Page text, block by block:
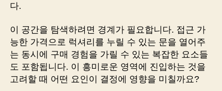
다.
이 공간을 탐색하려면 경계가 필요합니다. 접근 가
능한 가격으로 럭셔리를 누릴 수 있는 문을 열어주
는 동시에 구매 경험을 가릴 수 있는 복잡한 요소들
도 포함됩니다. 이 흥미로운 영역에 진입하는 것을
고려할 때 어떤 요인이 결정에 영향을 미칠까요?